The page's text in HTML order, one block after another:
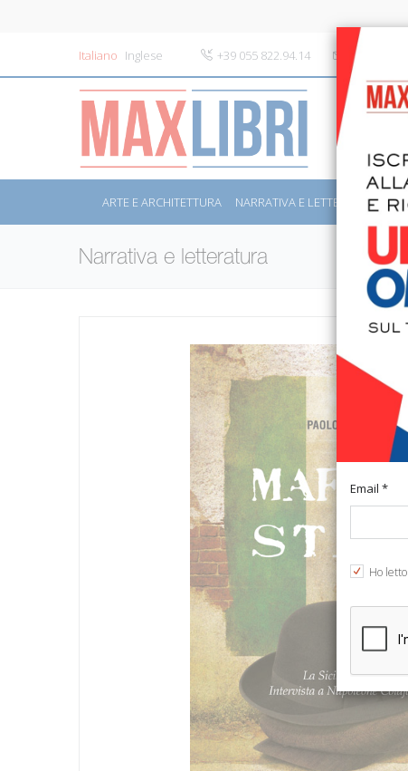
Italiano Inglese +39 055 822.94.14
ARTE E ARCHITETTURA NARRATIVA E LETTERATURA
Narrativa e letteratura
Email *
Ho